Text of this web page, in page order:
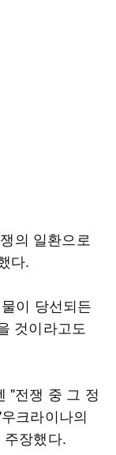
의 일환으로
다.
이 당선되든
것이라고도
"전쟁 중 그 정
크라이나의
장했다.